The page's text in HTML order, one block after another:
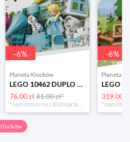
-6%
Planeta Klocków
LEGO 10462 DUPLO Kraina lodu: Kreatywne pudełko z Elzą i Olafem Lego
76.00 zł 81.00 zł*
*najniższa cena z 30 dni przed obniżką
-6%
Planeta
319.00 zł